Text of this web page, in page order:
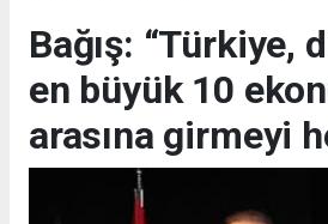
Bağış: “Türkiye,
en büyük 10
arasına girmeyi